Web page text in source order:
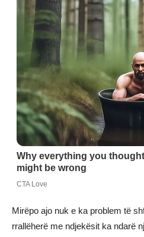
Mirëpo ajo nuk e ka problem të
rrallëherë me ndjekësit ka ndarë